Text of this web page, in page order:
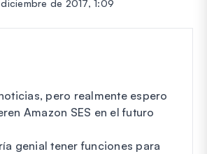
de 2017, 1:09
pero realmente espero
Amazon SES en el futuro
genial tener funciones para